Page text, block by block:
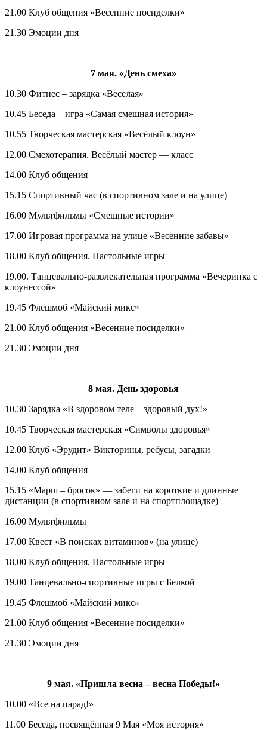
21.00 Клуб общения «Весенние посиделки»
21.30 Эмоции дня
7 мая. «День смеха»
10.30 Фитнес – зарядка «Весёлая»
10.45 Беседа – игра «Самая смешная история»
10.55 Творческая мастерская «Весёлый клоун»
12.00 Смехотерапия. Весёлый мастер — класс
14.00 Клуб общения
15.15 Спортивный час (в спортивном зале и на улице)
16.00 Мультфильмы «Смешные истории»
17.00 Игровая программа на улице «Весенние забавы»
18.00 Клуб общения. Настольные игры
19.00. Танцевально-развлекательная программа «Вечеринка с
клоунессой»
19.45 Флешмоб «Майский микс»
21.00 Клуб общения «Весенние посиделки»
21.30 Эмоции дня
8 мая. День здоровья
10.30 Зарядка «В здоровом теле – здоровый дух!»
10.45 Творческая мастерская «Символы здоровья»
12.00 Клуб «Эрудит» Викторины, ребусы, загадки
14.00 Клуб общения
15.15 «Марш – бросок» — забеги на короткие и длинные
дистанции (в спортивном зале и на спортплощадке)
16.00 Мультфильмы
17.00 Квест «В поисках витаминов» (на улице)
18.00 Клуб общения. Настольные игры
19.00 Танцевально-спортивные игры с Белкой
19.45 Флешмоб «Майский микс»
21.00 Клуб общения «Весенние посиделки»
21.30 Эмоции дня
9 мая. «Пришла весна – весна Победы!»
10.00 «Все на парад!»
11.00 Беседа, посвящённая 9 Мая «Моя история»